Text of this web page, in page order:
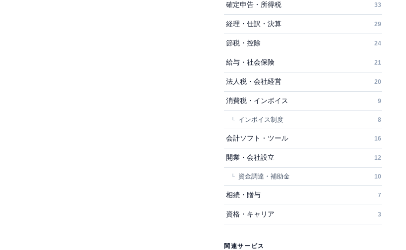
確定申告・所得税 33
経理・仕訳・決算 29
節税・控除 24
給与・社会保険 21
法人税・会社経営 20
消費税・インボイス 9
インボイス制度 8
会計ソフト・ツール 16
開業・会社設立 12
資金調達・補助金 10
相続・贈与 7
資格・キャリア 3
関連サービス